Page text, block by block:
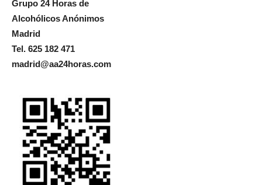
Grupo 24 Horas de
Alcohólicos Anónimos
Madrid
Tel. 625 182 471
madrid@aa24horas.com